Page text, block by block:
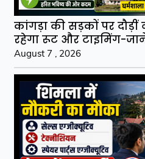
कांगड़ा की सड़कों पर
रहेगा रूट और टाइमिंग-
August 7 , 2026